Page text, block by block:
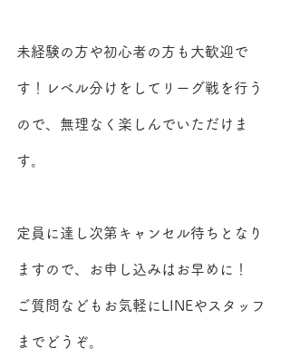
未経験の方や初心者の方も大歓迎で
す！レベル分けをしてリーグ戦を行う
ので、無理なく楽しんでいただけま
す。
定員に達し次第キャンセル待ちとなり
ますので、お申し込みはお早めに！
ご質問などもお気軽にLINEやスタッフ
までどうぞ。